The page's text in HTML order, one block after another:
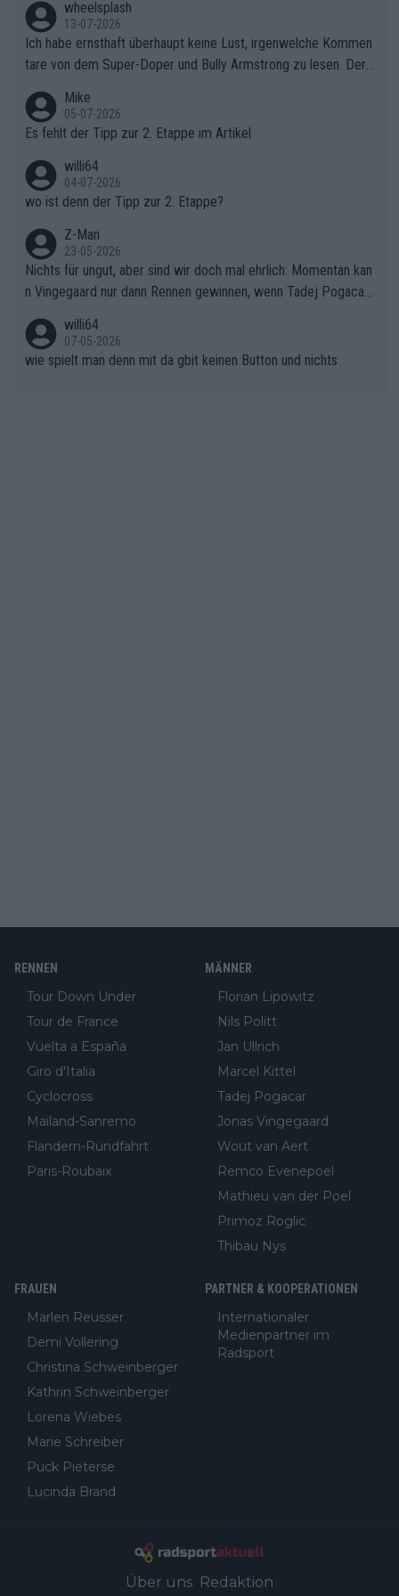
sers Einbruch: Erst als Reusser komplett einbrach, übernahm V
ollering die Initiative.Zu spätes Erwachen: Zu diesem Zeitpunkt
war das Loch zu Niewiadoma bereits zu groß, um es im Allein
en.Teurer Sekundenpoker: Die Quittung sind nun 15 Sekunden
Rückstand im Gesamtklassement – ein Polster, das Niewiado
gibt. Diese Etappe wird sicher als der psychologische Wendep
unkt dieser Tour in die Geschichte eingehen. Wenn man bei so
einem harten Aufstieg einmal den Moment verpasst und der K
onkurrentin die "zweite Luft" schenkt, ist der Schaden am Ber
g kaum noch zu reparieren.Vor uns liegt nun das große Finale R
ichtung Nizza. Niewiadoma hat psychologisch Oberwasser, ab
er SD Worx und Vollering müssen jetzt All-In gehen. (gregman
n)
wheelsplash
13-07-2026
Ich habe ernsthaft überhaupt keine Lust, irgenwelche Kommen
tare von dem Super-Doper und Bully Armstrong zu lesen. Der
r die gehört nicht in dieses Medium!
Mike
05-07-2026
Es fehlt der Tipp zur 2. Etappe im Artikel
willi64
04-07-2026
wo ist denn der Tipp zur 2. Etappe?
Z-Man
23-05-2026
Nichts für ungut, aber sind wir doch mal ehrlich: Momentan kan
n Vingegaard nur dann Rennen gewinnen, wenn Tadej Pogacar
willi64
07-05-2026
wie spielt man denn mit da gbit keinen Button und nichts
RENNEN
Tour Down Under
Tour de France
Vuelta a España
Giro d'Italia
Cyclocross
Mailand-Sanremo
Flandern-Rundfahrt
Paris-Roubaix
MÄNNER
Florian Lipowitz
Nils Politt
Jan Ullrich
Marcel Kittel
Tadej Pogacar
Jonas Vingegaard
Wout van Aert
Remco Evenepoel
Mathieu van der Poel
Primoz Roglic
Thibau Nys
FRAUEN
Marlen Reusser
Demi Vollering
Christina Schweinberger
Kathrin Schweinberger
Lorena Wiebes
Marie Schreiber
Puck Pieterse
Lucinda Brand
PARTNER & KOOPERATIONEN
Internationaler
Medienpartner im
Radsport
Über uns Redaktion